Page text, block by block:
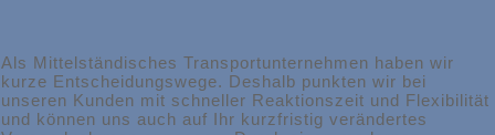
Als Mittelständisches Transportunternehmen haben wir
kurze Entscheidungswege. Deshalb punkten wir bei
unseren Kunden mit schneller Reaktionszeit und Flexibilität
und können uns auch auf Ihr kurzfristig verändertes